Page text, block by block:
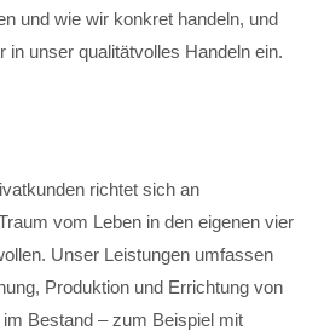
und wie wir konkret handeln, und
in unser qualitätvolles Handeln ein.
richtet sich an
vom Leben in den eigenen vier
Unser Leistungen umfassen
Produktion und Errichtung von
Bestand – zum Beispiel mit